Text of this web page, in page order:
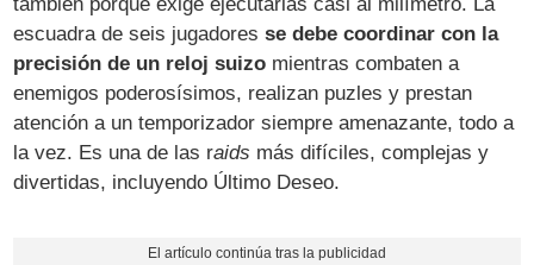
escuadra de seis jugadoresse debe coordinar con la
precisión de un reloj suizo mientras combaten a
enemigos poderosísimos, realizan puzles y prestan
atención a un temporizador siempre amenazante, todo a
la vez. Es una de las raids más difíciles, complejas y
divertidas, incluyendo Último Deseo.